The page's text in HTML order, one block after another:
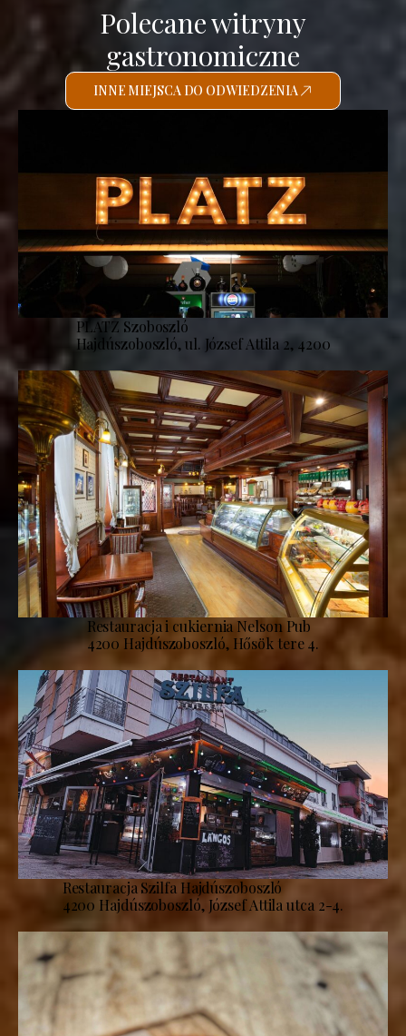
Polecane witryny
gastronomiczne
INNE MIEJSCA DO ODWIEDZENIA
PLATZ Szoboszló
Hajdúszoboszló, ul. József Attila 2, 4200
Restauracja i cukiernia Nelson Pub
4200 Hajdúszoboszló, Hősök tere 4.
Restauracja Szilfa Hajdúszoboszló
4200 Hajdúszoboszló, József Attila utca 2-4.